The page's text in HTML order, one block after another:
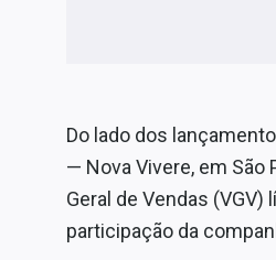
Do lado dos
— Nova Vivere, em São
Geral de Vendas
participação da